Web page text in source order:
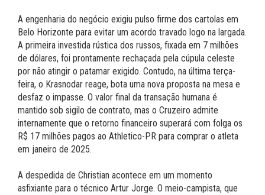
A engenharia do negócio exigiu pulso firme dos cartolas em
Belo Horizonte para evitar um acordo travado logo na largada.
A primeira investida rústica dos russos, fixada em 7 milhões
de dólares, foi prontamente rechaçada pela cúpula celeste
por não atingir o patamar exigido. Contudo, na última terça-
feira, o Krasnodar reage, bota uma nova proposta na mesa e
desfaz o impasse. O valor final da transação humana é
mantido sob sigilo de contrato, mas o Cruzeiro admite
internamente que o retorno financeiro superará com folga os
R$ 17 milhões pagos ao Athletico-PR para comprar o atleta
em janeiro de 2025.
A despedida de Christian acontece em um momento
asfixiante para o técnico Artur Jorge. O meio-campista, que